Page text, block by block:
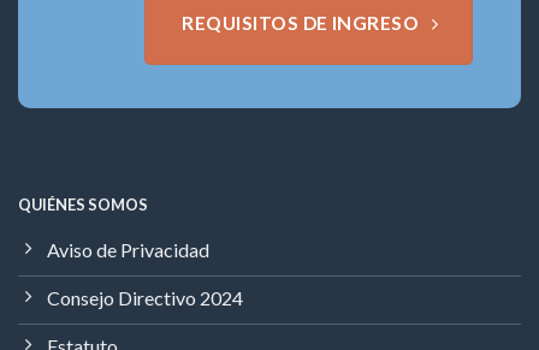
REQUISITOS DE INGRESO
QUIÉNES SOMOS
Aviso de Privacidad
Consejo Directivo 2024